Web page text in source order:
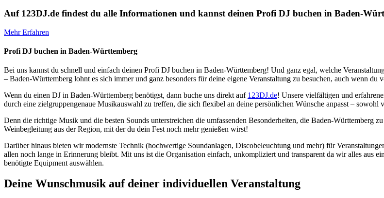
Auf 123DJ.de findest du alle Informationen und kannst deinen Profi DJ buchen in Baden-
Mehr Erfahren
Profi DJ buchen in Baden-Württemberg
Bei uns kannst du schnell und einfach deinen Profi DJ buchen in Baden-Württemberg! Und ganz egal, welche
– Baden-Württemberg lohnt es sich immer und ganz besonders für deine eigene Veranstaltung zu besuchen, auch wenn du
Wenn du einen DJ in Baden-Württemberg benötigst, dann buche uns direkt auf 123DJ.de! Unsere vielfältigen und
durch eine zielgruppengenaue Musikauswahl zu treffen, die sich flexibel an deine persönlichen Wünsche anpasst – sowohl
Denn die richtige Musik und die besten Sounds unterstreichen die umfassenden Besonderheiten, die Baden-Württemberg
Weinbegleitung aus der Region, mit der du dein Fest noch mehr genießen wirst!
Darüber hinaus bieten wir modernste Technik (hochwertige Soundanlagen, Discobeleuchtung und mehr) für
allen noch lange in Erinnerung bleibt. Mit uns ist die Organisation einfach, unkompliziert und transparent da wir alles aus
benötigte Equipment auswählen.
Deine Wunschmusik auf deiner individuellen Veranstaltung